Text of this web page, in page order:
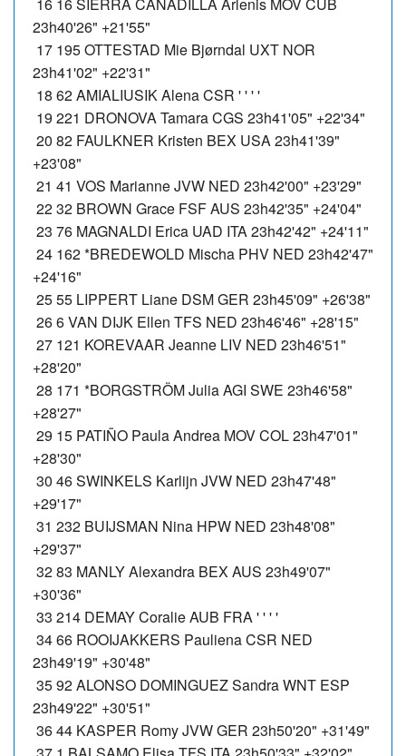
23h40'26" +21'55"
17 195 OTTESTAD Mie Bjørndal UXT NOR
23h41'02" +22'31"
18 62 AMIALIUSIK Alena CSR ' ' ' '
19 221 DRONOVA Tamara CGS 23h41'05" +22'34"
20 82 FAULKNER Kristen BEX USA 23h41'39"
+23'08"
21 41 VOS Marianne JVW NED 23h42'00" +23'29"
22 32 BROWN Grace FSF AUS 23h42'35" +24'04"
23 76 MAGNALDI Erica UAD ITA 23h42'42" +24'11"
24 162 *BREDEWOLD Mischa PHV NED 23h42'47"
+24'16"
25 55 LIPPERT Liane DSM GER 23h45'09" +26'38"
26 6 VAN DIJK Ellen TFS NED 23h46'46" +28'15"
27 121 KOREVAAR Jeanne LIV NED 23h46'51"
+28'20"
28 171 *BORGSTRÖM Julia AGI SWE 23h46'58"
+28'27"
29 15 PATIÑO Paula Andrea MOV COL 23h47'01"
+28'30"
30 46 SWINKELS Karlijn JVW NED 23h47'48"
+29'17"
31 232 BUIJSMAN Nina HPW NED 23h48'08"
+29'37"
32 83 MANLY Alexandra BEX AUS 23h49'07"
+30'36"
33 214 DEMAY Coralie AUB FRA ' ' ' '
34 66 ROOIJAKKERS Pauliena CSR NED
23h49'19" +30'48"
35 92 ALONSO DOMINGUEZ Sandra WNT ESP
23h49'22" +30'51"
36 44 KASPER Romy JVW GER 23h50'20" +31'49"